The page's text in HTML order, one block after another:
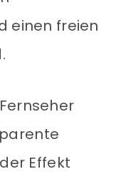
einen freien
Effekt